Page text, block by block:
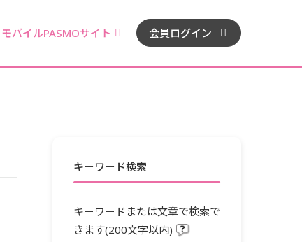
モバイルPASMOサイト 会員ログイン
キーワード検索
キーワードまたは文章で検索で
きます(200文字以内)